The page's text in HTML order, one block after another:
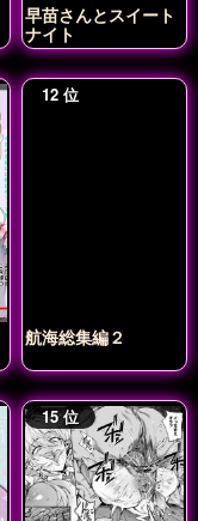
早苗さんとスイート
ナイト
航海総集編２